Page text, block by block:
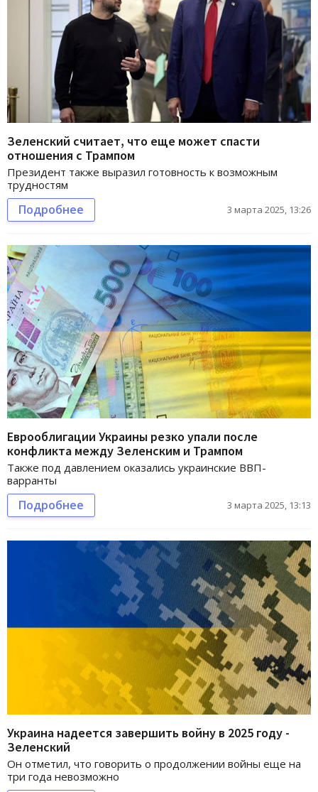
Зеленский считает, что еще может спасти
отношения с Трампом
Президент также выразил готовность к возможным
трудностям
Подробнее 3 марта 2025, 13:26
Еврооблигации Украины резко упали после
конфликта между Зеленским и Трампом
Также под давлением оказались украинские ВВП-
варранты
Подробнее 3 марта 2025, 13:13
Украина надеется завершить войну в 2025 году -
Зеленский
Он отметил, что говорить о продолжении войны еще на
три года невозможно